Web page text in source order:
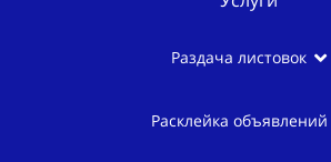
Раздача листовок
Расклейка объявлений